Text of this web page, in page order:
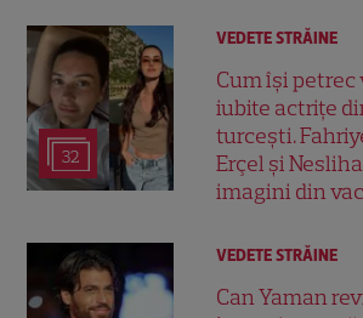
32
VEDETE STRĂINE
Cum își petrec
iubite actrițe
turcești.
Erçel și
imagini din
VEDETE STRĂINE
Can Yaman